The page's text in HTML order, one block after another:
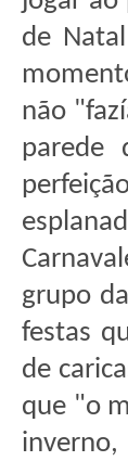
de
não
parede
grupo
festas
de
que "o